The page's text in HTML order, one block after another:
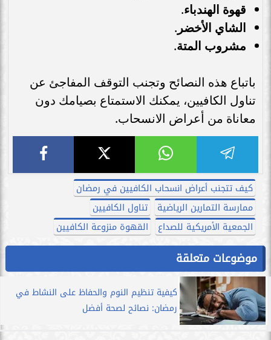
قهوة الهندباء.
الشاي الأخضر.
مشروب المتة.
باتباع هذه النصائح وتجنب التوقف المفاجئ عن
تناول الكافيين، يمكنك الاستمتاع بصيامك دون
معاناة من أعراض الانسحاب.
كيف تتجنب أعراض انسحاب الكافيين في رمضان
ممارسة التمارين الرياضية
تناول الكافيين
الجمعية الأمريكية للصداع
القهوة منزوعة الكافيين
موضوعات متعلقة
كيفية تنظيم النوم والحفاظ على النشاط في
رمضان: نصائح لصحة أفضل